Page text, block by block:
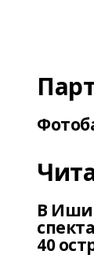
В
40